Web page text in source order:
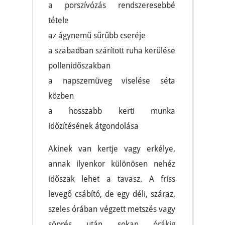
a porszívózás rendszeresebbé
tétele
az ágynemű sűrűbb cseréje
a szabadban szárított ruha kerülése
pollenidőszakban
a napszemüveg viselése séta
közben
a hosszabb kerti munka
időzítésének átgondolása
Akinek van kertje vagy erkélye,
annak ilyenkor különösen nehéz
időszak lehet a tavasz. A friss
levegő csábító, de egy déli, száraz,
szeles órában végzett metszés vagy